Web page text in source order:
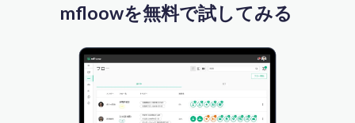
mfloowを無料で試してみる